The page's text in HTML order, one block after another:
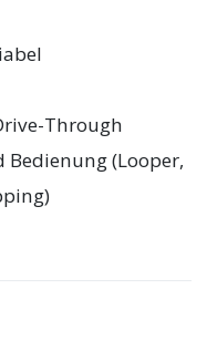
Through
(Looper,